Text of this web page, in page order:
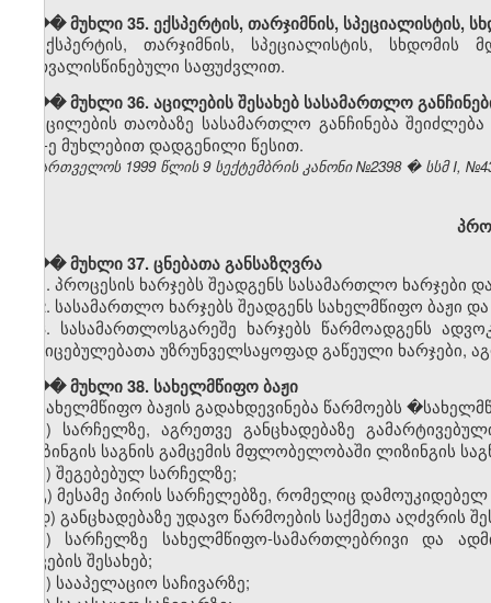
��� მუხლი 35. ექსპერტის, თარჯიმნის, სპეციალისტის,
ექსპერტის, თარჯიმნის, სპეციალისტის,
გათვალისწინებული საფუძვლით.
��� მუხლი 36. აცილების შესახებ სასამართლო
აცილების თაობაზე სასამართლო განჩინება
404-ე მუხლებით დადგენილი წესით.
საქართველოს 1999 წლის 9 სექტემბრის კანონი №2398 � სსმ I,
��� მუხლი 37. ცნებათა განსაზღვრა
1. პროცესის ხარჯებს შეადგენს სასამართლო ხარჯები
2. სასამართლო ხარჯებს შეადგენს სახელმწიფო ბაჟი
3. სასამართლოსგარეშე ხარჯებს წარმოადგენს
მტკიცებულებათა უზრუნველსაყოფად გაწეული ხარჯები,
��� მუხლი 38. სახელმწიფო ბაჟი
სახელმწიფო ბაჟის გადახდევინება წარმოებს �
ა) სარჩელზე, აგრეთვე განცხადებაზე
ლიზინგის საგნის გამცემის მფლობელობაში ლიზინგის
ბ) შეგებებულ სარჩელზე;
გ) მესამე პირის სარჩელებზე, რომელიც
დ) განცხადებაზე უდავო წარმოების საქმეთა აღძვრის
ე) სარჩელზე სახელმწიფო-სამართლებრივი და
დავების შესახებ;
ვ) სააპელაციო საჩივარზე;